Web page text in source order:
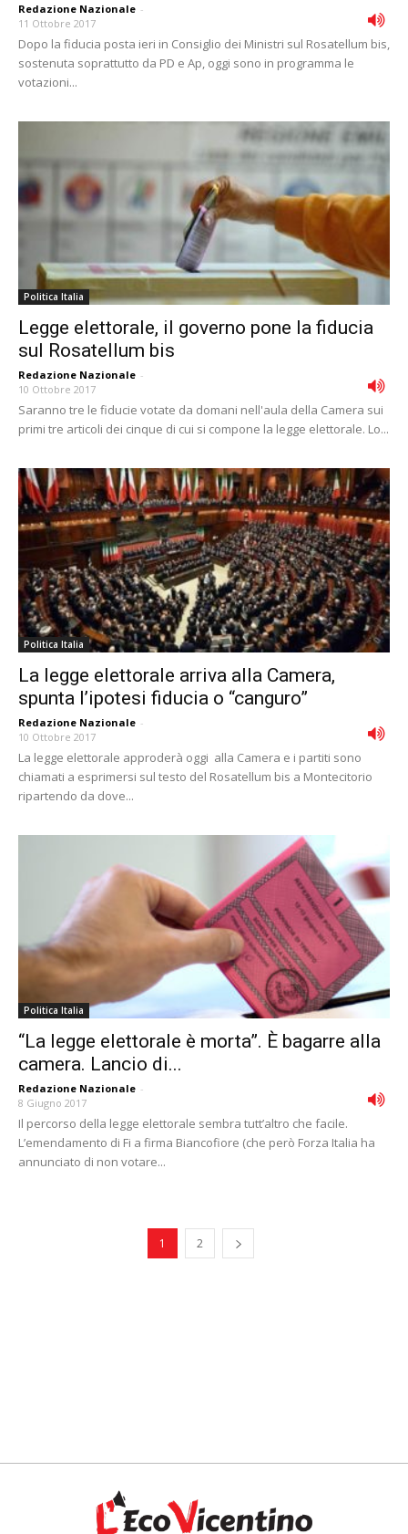
Redazione Nazionale -
11 Ottobre 2017
Dopo la fiducia posta ieri in Consiglio dei Ministri sul Rosatellum bis,
sostenuta soprattutto da PD e Ap, oggi sono in programma le
votazioni...
Politica Italia
Legge elettorale, il governo pone la fiducia
sul Rosatellum bis
Redazione Nazionale -
10 Ottobre 2017
Saranno tre le fiducie votate da domani nell'aula della Camera sui
primi tre articoli dei cinque di cui si compone la legge elettorale. Lo...
Politica Italia
La legge elettorale arriva alla Camera,
spunta lʼipotesi fiducia o “canguro”
Redazione Nazionale -
10 Ottobre 2017
La legge elettorale approderà oggi alla Camera e i partiti sono
chiamati a esprimersi sul testo del Rosatellum bis a Montecitorio
ripartendo da dove...
Politica Italia
“La legge elettorale è morta”. È bagarre alla
camera. Lancio di...
Redazione Nazionale -
8 Giugno 2017
Il percorso della legge elettorale sembra tutt’altro che facile.
L’emendamento di Fi a firma Biancofiore (che però Forza Italia ha
annunciato di non votare...
1 2